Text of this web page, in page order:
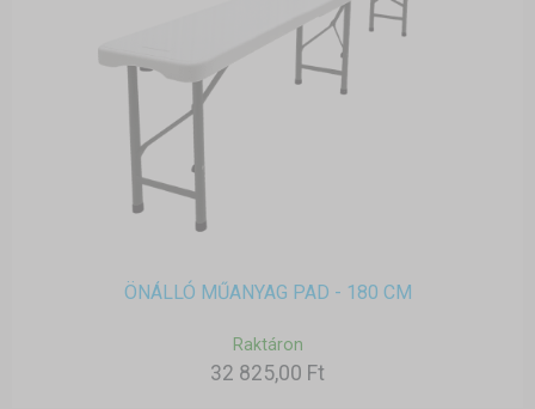
ÖNÁLLÓ MŰANYAG PAD - 180 CM
Raktáron
32 825,00 Ft